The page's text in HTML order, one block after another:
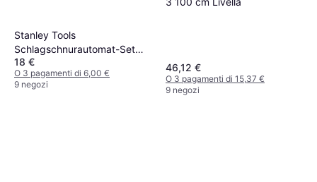
Stanley Tools
Schlagschnurautomat-Set
FatMax 30m Strumento di
misurazione
18 €
O 3 pagamenti di 6,00 €
9 negozi
46,12 €
O 3 pagamenti di 15,37 €
9 negozi